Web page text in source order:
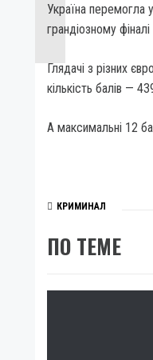
Україна перемогла
грандіозному
Глядачі з різних
кількість балів —
А максимальні 12
КРИМИНАЛ
ПО ТЕМЕ